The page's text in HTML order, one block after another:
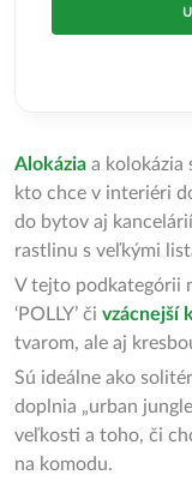
Alokázia a kolokázia
kto chce v interiéri
do bytov aj
rastlinu s veľkými
V tejto podkategórii
‘POLLY’ či vzácnejší
tvarom, ale aj
Sú ideálne ako
doplnia „urban
veľkosti a toho, či
na komodu.